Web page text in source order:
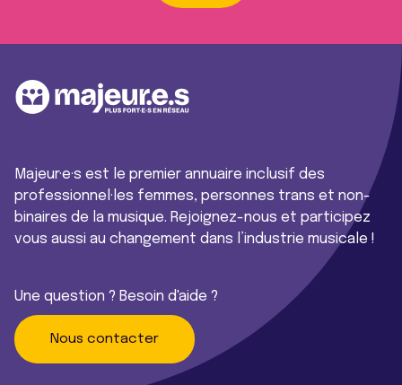
Majeur·e·s est le premier annuaire inclusif des
professionnel·les femmes, personnes trans et non-
binaires de la musique. Rejoignez-nous et participez
vous aussi au changement dans l’industrie musicale !
Une question ? Besoin d'aide ?
Nous contacter